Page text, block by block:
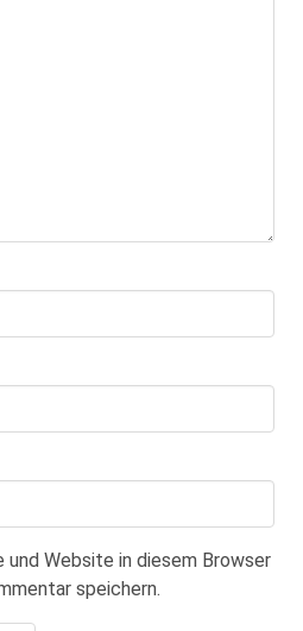
und Website in diesem Browser
speichern.